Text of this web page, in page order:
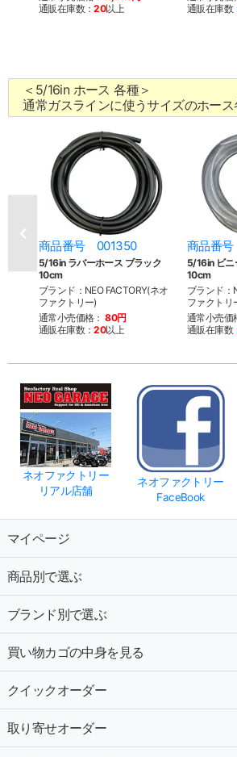
通販在庫数：20以上
通販在庫数
＜5/16in ホース 各種＞
通常ガスラインに使うサイズのホース
商品番号 001350
5/16in ラバーホース ブラック
10cm
ブランド：NEO FACTORY(ネオ
ファクトリー)
通常小売価格： 80円
通販在庫数：20以上
商品番
5/16in ビニ
10cm
ブランド：
ファクトリ
通常小売価
通販在庫数
ネオファクトリー
リアル店舗
ネオファクトリー
FaceBook
マイページ
商品別で選ぶ
ブランド別で選ぶ
買い物カゴの中身を見る
クイックオーダー
取り寄せオーダー